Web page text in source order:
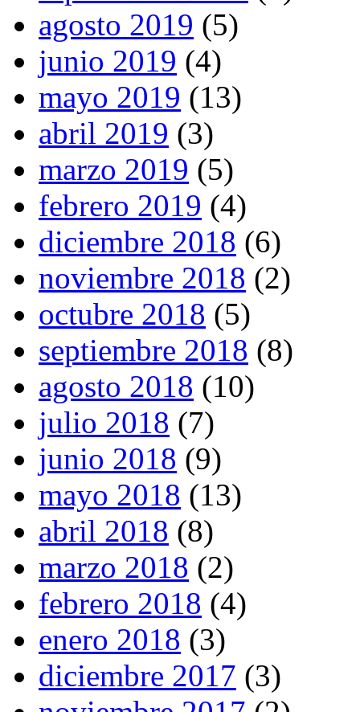
agosto 2019 (5)
junio 2019 (4)
mayo 2019 (13)
abril 2019 (3)
marzo 2019 (5)
febrero 2019 (4)
diciembre 2018 (6)
noviembre 2018 (2)
octubre 2018 (5)
septiembre 2018 (8)
agosto 2018 (10)
julio 2018 (7)
junio 2018 (9)
mayo 2018 (13)
abril 2018 (8)
marzo 2018 (2)
febrero 2018 (4)
enero 2018 (3)
diciembre 2017 (3)